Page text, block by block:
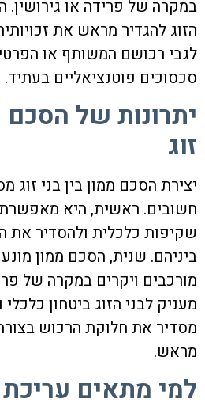
במקרה של פרידה או
הזוג להגדיר מראש את
לגבי רכושם המשותף או
סכסוכים פוטנציאליים בעתיד.
יתרונות של הסכם
זוג
יצירת הסכם ממון בין בני זוג
חשובים. ראשית, היא מאפשרת
שקיפות כלכלית ולהסדיר את
ביניהם. שנית, הסכם ממון
מורכבים ויקרים במקרה של
מעניק לבני הזוג ביטחון
מסדיר את חלוקת הרכוש
מראש.
למי מתאים